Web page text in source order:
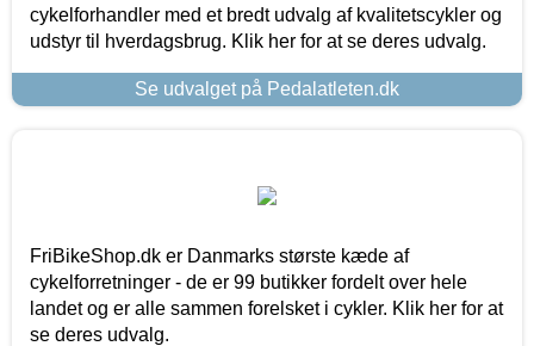
cykelforhandler med et bredt udvalg af kvalitetscykler og
udstyr til hverdagsbrug. Klik her for at se deres udvalg.
Se udvalget på Pedalatleten.dk
FriBikeShop.dk er Danmarks største kæde af
cykelforretninger - de er 99 butikker fordelt over hele
landet og er alle sammen forelsket i cykler. Klik her for at
se deres udvalg.